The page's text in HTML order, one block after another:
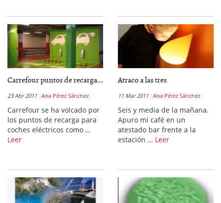
Carrefour puntos de recarga...
23 Abr 2011 Ana Pérez Sánchez
Carrefour se ha volcado por
los puntos de recarga para
coches eléctricos como …
Leer
Atraco a las tres
11 Mar 2011 Ana Pérez Sánchez
Seis y media de la mañana.
Apuro mi café en un
atestado bar frente a la
estación … Leer